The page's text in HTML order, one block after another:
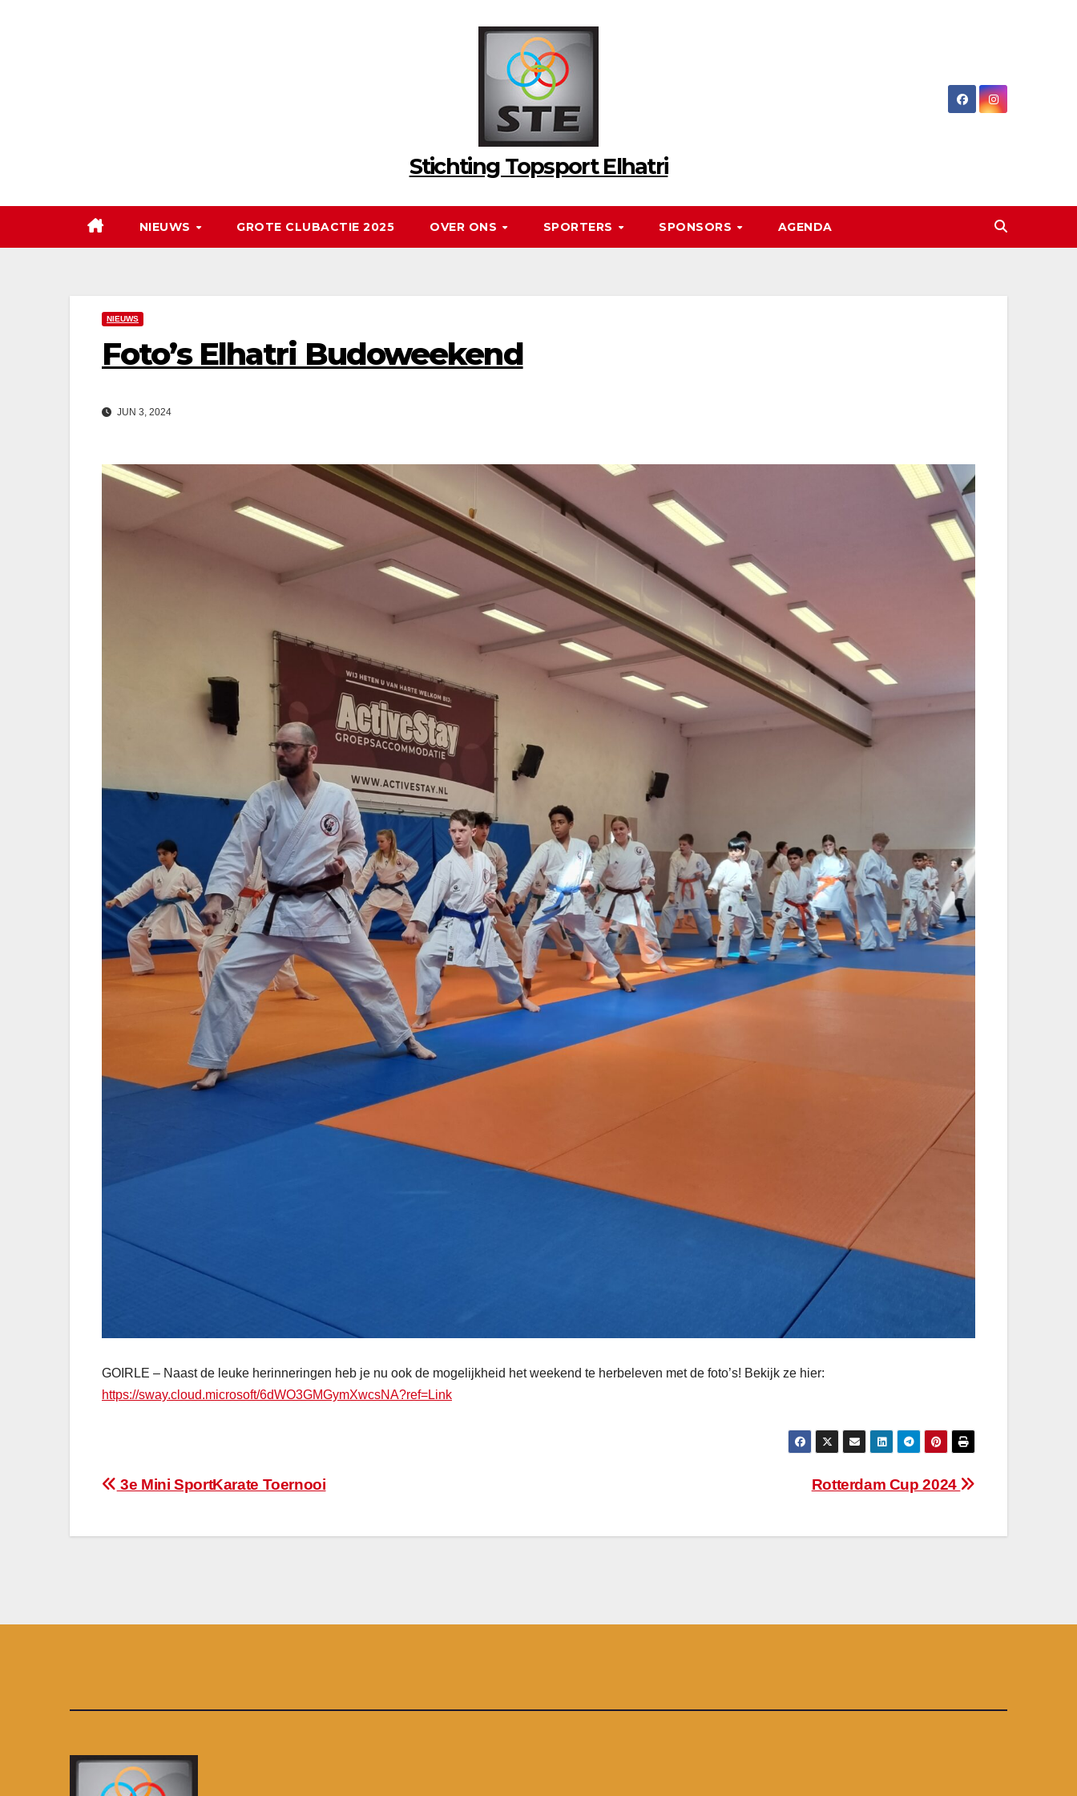
Stichting Topsport Elhatri
NIEUWS GROTE CLUBACTIE 2025 OVER ONS SPORTERS SPONSORS AGENDA
NIEUWS
Foto’s Elhatri Budoweekend
JUN 3, 2024
GOIRLE – Naast de leuke herinneringen heb je nu ook de mogelijkheid het weekend te herbeleven met de foto’s! Bekijk ze hier:
https://sway.cloud.microsoft/6dWO3GMGymXwcsNA?ref=Link
Bericht
Rotterdam Cup 2024
3e Mini SportKarate Toernooi